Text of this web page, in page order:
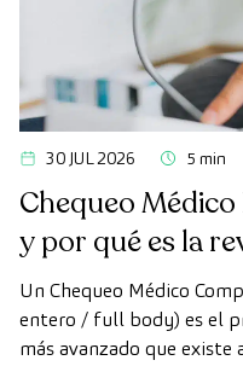
30 JUL 2026 5 min
Chequeo
y por qué es la
Un Chequeo Médico
entero / full body) es el
más avanzado que existe